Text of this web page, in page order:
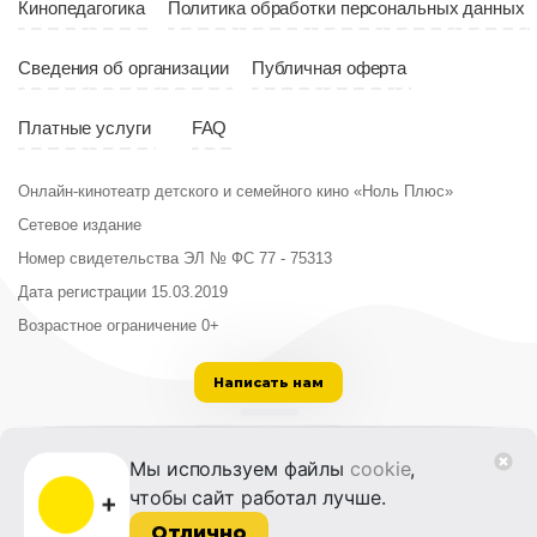
Мы используем файлы cookie,
чтобы сайт работал лучше.
Кинопедагогика Политика обработки персональных данных
Сведения об организации Публичная оферта
Платные услуги FAQ
Онлайн-кинотеатр детского и семейного кино «Ноль Плюс»
Сетевое издание
Номер свидетельства ЭЛ № ФС 77 - 75313
Дата регистрации 15.03.2019
Возрастное ограничение 0+
Написать нам
ООО «Институт развития кино и медиа»
Лицензия на образовательную деятельность
№ Л035-01215-72/00614094 от 30 августа
2022 г.